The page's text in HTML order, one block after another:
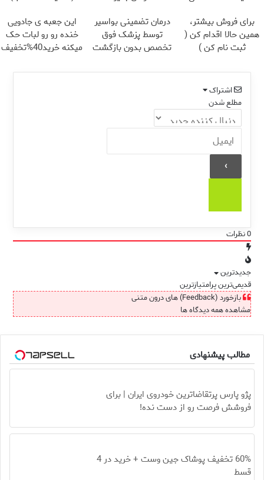
برای فروش بیشتر،
همین حالا اقدام کن (
ثبت نام کن )
درمان تضمینی بواسیر
توسط پزشک فوق
تخصص بدون بازگشت
این جعبه ی جادویی
خنده رو رو لبات حک
میکنه خرید40%تخفیف
اشتراک
مطلع شدن
0نظرات
جدیدترین
قدیمی‌ترینپرامتیازترین
بازخورد (Feedback) های درون متنی
مشاهده همه دیدگاه ها
مطالب پیشنهادی
پژو پارس پرتقاضاترین خودروی ایران | برای
فروشش فرصت رو از دست نده!
60% تخفیف پوشاک جین وست + خرید در 4
قسط